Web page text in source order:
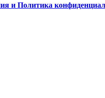
и Политика